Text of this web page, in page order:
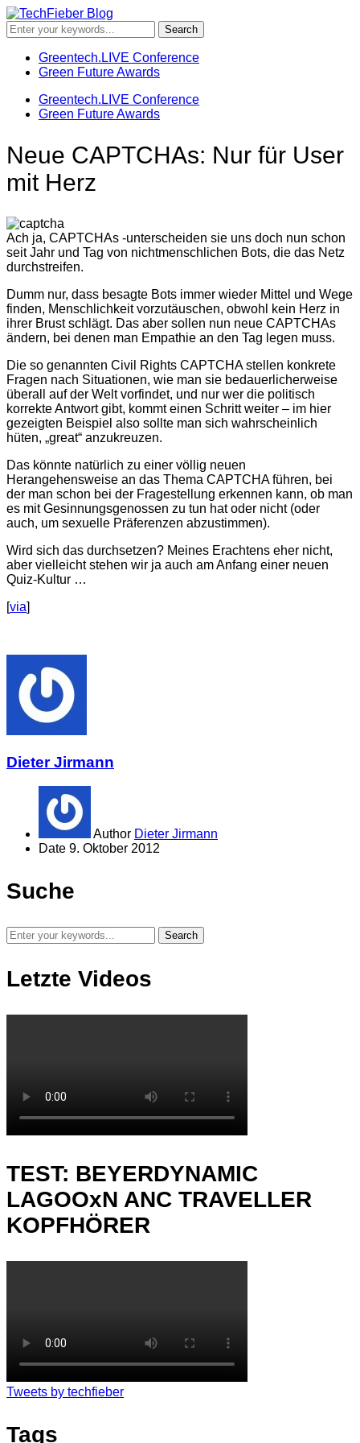
Greentech.LIVE Conference
Green Future Awards
Greentech.LIVE Conference
Green Future Awards
Neue CAPTCHAs: Nur für User
mit Herz
Ach ja, CAPTCHAs -unterscheiden sie uns doch nun schon
seit Jahr und Tag von nichtmenschlichen Bots, die das Netz
durchstreifen.
Dumm nur, dass besagte Bots immer wieder Mittel und Wege
finden, Menschlichkeit vorzutäuschen, obwohl kein Herz in
ihrer Brust schlägt. Das aber sollen nun neue CAPTCHAs
ändern, bei denen man Empathie an den Tag legen muss.
Die so genannten Civil Rights CAPTCHA stellen konkrete
Fragen nach Situationen, wie man sie bedauerlicherweise
überall auf der Welt vorfindet, und nur wer die politisch
korrekte Antwort gibt, kommt einen Schritt weiter – im hier
gezeigten Beispiel also sollte man sich wahrscheinlich
hüten, „great“ anzukreuzen.
Das könnte natürlich zu einer völlig neuen
Herangehensweise an das Thema CAPTCHA führen, bei
der man schon bei der Fragestellung erkennen kann, ob man
es mit Gesinnungsgenossen zu tun hat oder nicht (oder
auch, um sexuelle Präferenzen abzustimmen).
Wird sich das durchsetzen? Meines Erachtens eher nicht,
aber vielleicht stehen wir ja auch am Anfang einer neuen
Quiz-Kultur …
[via]
Dieter Jirmann
Author Dieter Jirmann
Date 9. Oktober 2012
Suche
Letzte Videos
TEST: BEYERDYNAMIC
LAGOOxN ANC TRAVELLER
KOPFHÖRER
Tweets by techfieber
Tags